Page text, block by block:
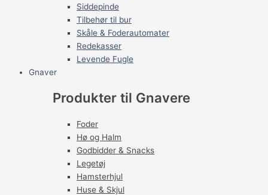
Siddepinde
Tilbehør til bur
Skåle & Foderautomater
Redekasser
Levende Fugle
Gnaver
Produkter til Gnavere
Foder
Hø og Halm
Godbidder & Snacks
Legetøj
Hamsterhjul
Huse & Skjul